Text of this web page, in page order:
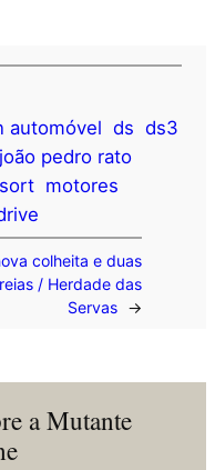
automóvel ds ds3
joão pedro rato
motores
colheita e duas
/ Herdade das
Servas
→
a Mutante